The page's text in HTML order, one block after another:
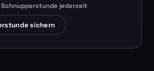
jederzeit
sichern